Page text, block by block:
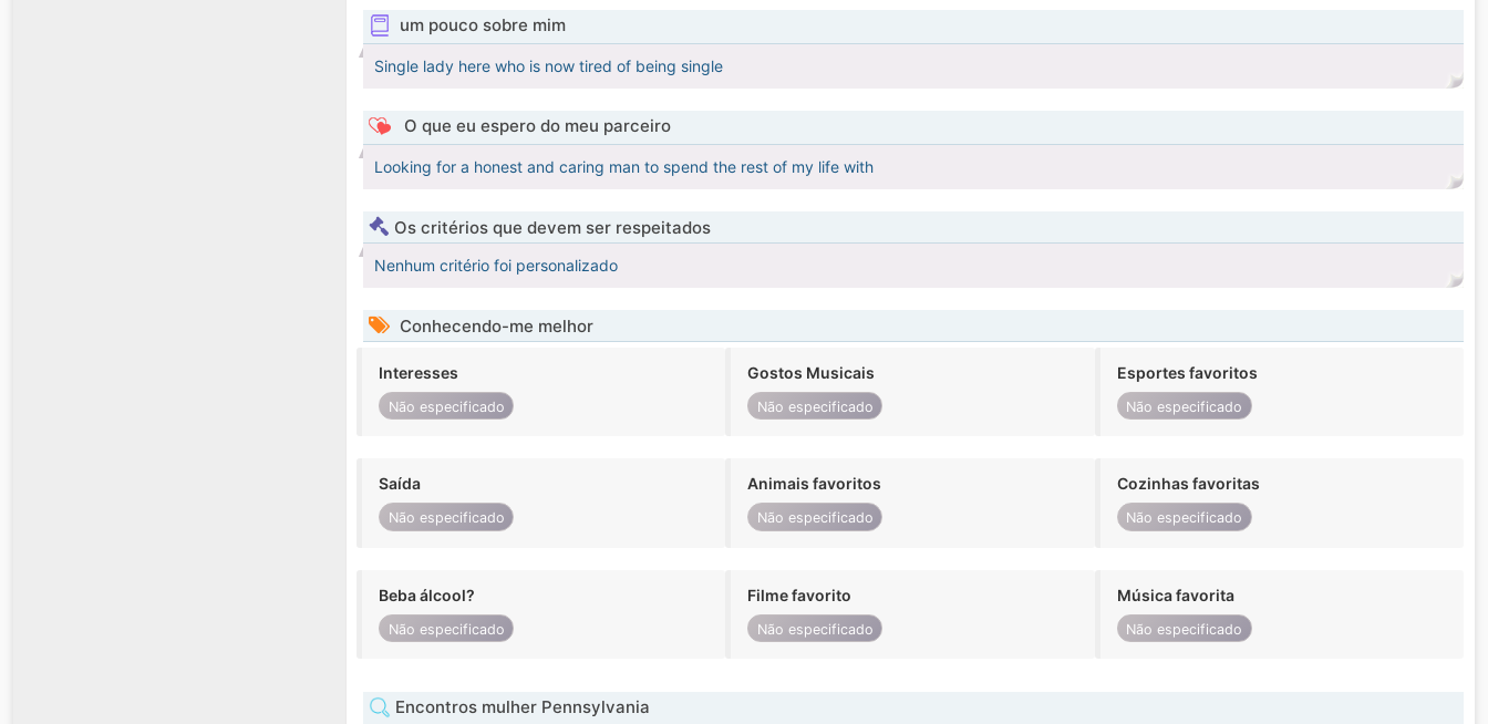
um pouco sobre mim
Single lady here who is now tired of being single
O que eu espero do meu parceiro
Looking for a honest and caring man to spend the rest of my life with
Os critérios que devem ser respeitados
Nenhum critério foi personalizado
Conhecendo-me melhor
Interesses
Não especificado
Gostos Musicais
Não especificado
Esportes favoritos
Não especificado
Saída
Não especificado
Animais favoritos
Não especificado
Cozinhas favoritas
Não especificado
Beba álcool?
Não especificado
Filme favorito
Não especificado
Música favorita
Não especificado
Encontros mulher Pennsylvania